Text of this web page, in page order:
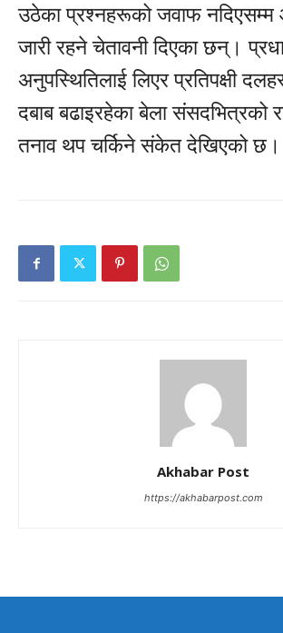
उठेका प्रश्नहरूको जवाफ नदिएसम्म
जारी रहने चेतावनी दिएका छन्।
अनुपस्थितिलाई लिएर प्रतिपक्षी
दबाब बढाइरहेका बेला संसदभित्रको
तनाव थप चर्किने संकेत देखिएको छ।
Akhabar Post
https://akhabarpost.com